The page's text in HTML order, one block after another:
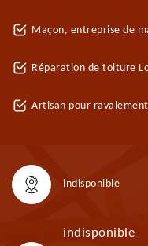
Maçon, entreprise de
Réparation de toiture
Artisan pour
indisponible
indisponible